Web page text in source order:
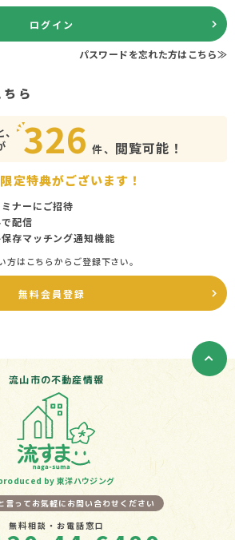
ログイン
パスワードを忘れた方はこちら≫
ら
326 件、 閲覧可能！
定特典がございます！
ナーにご招待
配信
存マッチング通知機能
はこちらからご登録下さい。
無料会員登録
流山市の不動産情報
by 東洋ハウジング
言ってお気軽にお問い合わせください
無料相談・お電話窓口